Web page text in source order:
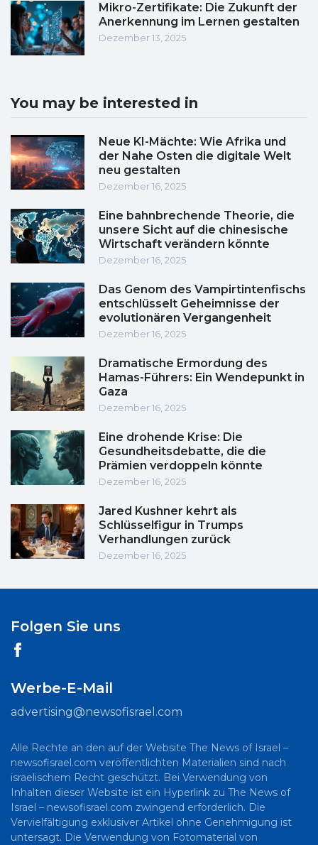
Mikro-Zertifikate: Die Zukunft der
Anerkennung im Lernen gestalten
Dezember 13, 2025
You may be interested in
Neue KI-Mächte: Wie Afrika und
der Nahe Osten die digitale Welt
neu gestalten
Dezember 16, 2025
Eine bahnbrechende Theorie, die
unsere Sicht auf die chinesische
Wirtschaft verändern könnte
Dezember 16, 2025
Das Genom des Vampirtintenfischs
entschlüsselt Geheimnisse der
evolutionären Vergangenheit
Dezember 16, 2025
Dramatische Ermordung des
Hamas-Führers: Ein Wendepunkt in
Gaza
Dezember 16, 2025
Eine drohende Krise: Die
Gesundheitsdebatte, die die
Prämien verdoppeln könnte
Dezember 16, 2025
Jared Kushner kehrt als
Schlüsselfigur in Trumps
Verhandlungen zurück
Dezember 16, 2025
Folgen Sie uns
Werbe-E-Mail
advertising@newsofisrael.com
Alle Rechte an den auf der Website The News of Israel –
newsofisrael.com veröffentlichten Materialien sind nach
israelischem Recht geschützt. Bei Verwendung von
Inhalten dieser Website ist ein Hyperlink zu The News of
Israel – newsofisrael.com zwingend erforderlich. Die
Vervielfältigung exklusiver Artikel ohne Genehmigung ist
untersagt. Die Verwendung von Fotomaterial von